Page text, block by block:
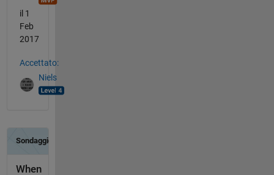
il 1
Feb
2017
Accettato:
Niels